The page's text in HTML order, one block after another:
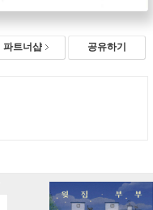
파트너샵 공유하기